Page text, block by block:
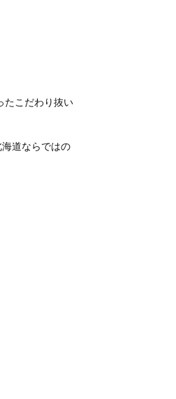
たこだわり抜い
道ならではの